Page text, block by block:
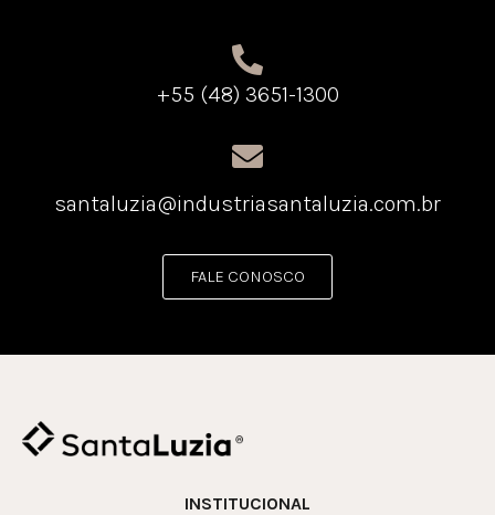
+55 (48) 3651-1300
santaluzia@industriasantaluzia.com.br
FALE CONOSCO
INSTITUCIONAL